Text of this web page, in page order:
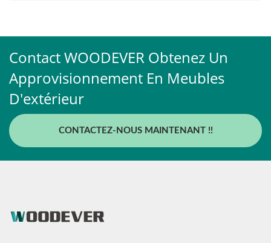
Contact WOODEVER Obtenez Un
Approvisionnement En Meubles
D'extérieur
CONTACTEZ-NOUS MAINTENANT !!